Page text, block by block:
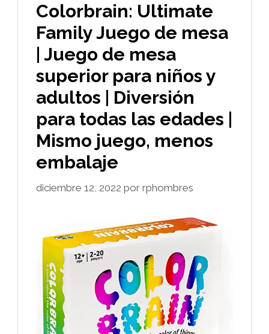
Colorbrain: Ultimate
Family Juego de mesa
| Juego de mesa
superior para niños y
adultos | Diversión
para todas las edades |
Mismo juego, menos
embalaje
diciembre 12, 2022 por rphombres